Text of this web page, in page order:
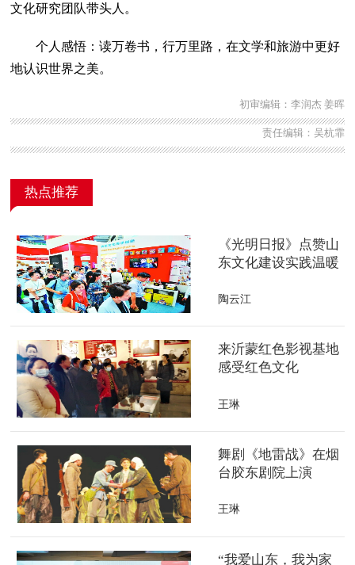
文化研究团队带头人。
个人感悟：读万卷书，行万里路，在文学和旅游中更好
地认识世界之美。
初审编辑：李润杰 姜晖
责任编辑：吴杭霏
热点推荐
《光明日报》点赞山
东文化建设实践温暖
陶云江
来沂蒙红色影视基地
感受红色文化
王琳
舞剧《地雷战》在烟
台胶东剧院上演
王琳
“我爱山东，我为家